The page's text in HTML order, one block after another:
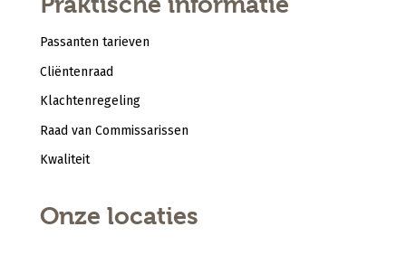
Passanten tarieven
Cliëntenraad
Klachtenregeling
Raad van Commissarissen
Kwaliteit
Onze locaties